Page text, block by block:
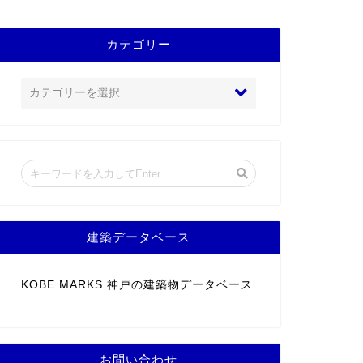
カテゴリー
建築データベース
KOBE MARKS 神戸の建築物データベース
お問い合わせ